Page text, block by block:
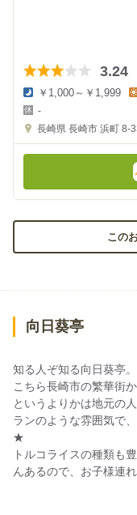
3.24
夜
の
金
￥1,000～￥1,999
-
長崎県 長崎市 浜町 8-
この
向日葵亭
知る人ぞ知る向日葵亭。
こちら長崎市の繁華街
というよりかは地元の
ランのような雰囲気で
★
トルコライスの種類も
んあるので、お子様連